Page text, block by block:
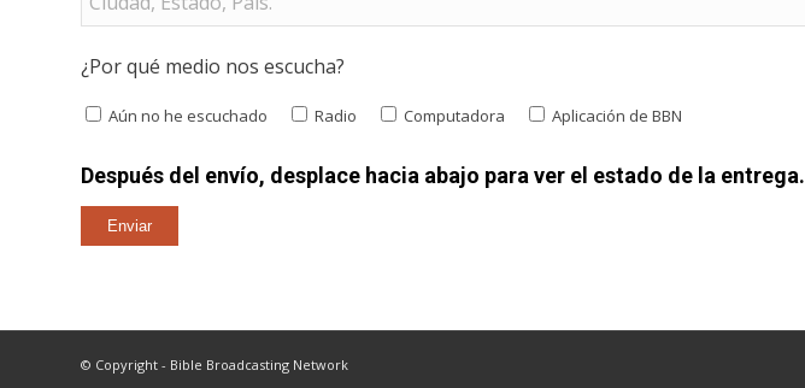
¿Por qué medio nos escucha?
Aún no he escuchado Radio Computadora Aplicación de BBN
Después del envío, desplace hacia abajo para ver el estado de la entrega.
© Copyright - Bible Broadcasting Network